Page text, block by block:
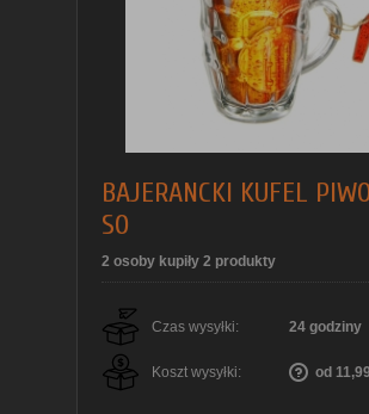
BAJERANCKI KUFEL
SO
2 osoby kupiły 2 produkty
Czas wysyłki: 24 godziny
Koszt wysyłki: od